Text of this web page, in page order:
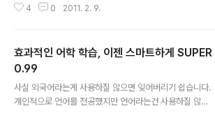
다양한 문화 컨텐츠가 제공되던 라이브러리가 이젠 9인치
는 기본적으로 가로형으로 구성되어 있습니다 총 가로형 3
단 구성으로 되어 있으며, 주요이슈, 글로벌 브랜드, socia
l 및 각종 블로그 및 주요서비스가 3번째에 위치하고 있습
니다. 가장 큰 비중을 차지하고 있은 주요 이슈는 블로그의
글을 단순히 웹뷰 형태가 아닌 e-book을 읽는 느낌으로
4 0 2011. 2. 9.
효과적인 어학 학습, 이젠 스마트하게 SUPER
0.99
사실 외국어라는게 사용하질 않으면 잊어버리기 쉽습니다.
개인적으로 언어를 전공했지만 언어라는건 사용하질 않으